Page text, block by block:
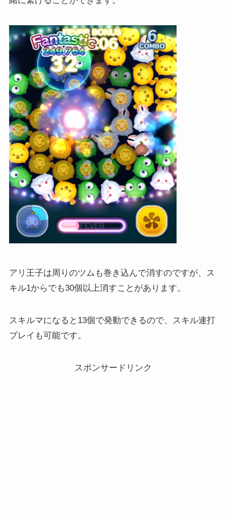
アリ王子は周りのツムも巻き込んで消すのですが、ス
キル1からでも30個以上消すことがあります。
スキルマになると13個で発動できるので、スキル連打
プレイも可能です。
スポンサードリンク